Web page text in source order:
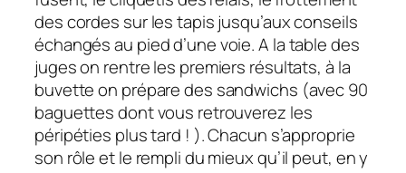
des cordes sur les tapis jusqu’aux conseils
échangés au pied d’une voie. A la table des
juges on rentre les premiers résultats, à la
buvette on prépare des sandwichs (avec 90
baguettes dont vous retrouverez les
péripéties plus tard ! ). Chacun s’approprie
son rôle et le rempli du mieux qu’il peut, en y